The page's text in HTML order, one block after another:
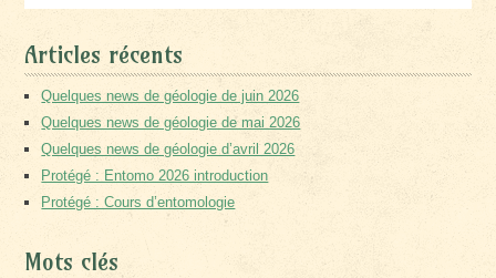
Articles récents
Quelques news de géologie de juin 2026
Quelques news de géologie de mai 2026
Quelques news de géologie d’avril 2026
Protégé : Entomo 2026 introduction
Protégé : Cours d’entomologie
Mots clés